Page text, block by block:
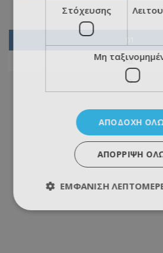
02
Στόχευσης
Μη
ΑΠΟΔΟΧΉ
ΑΠΌΡΡΙΨΗ
ΕΜΦΆΝΙΣΗ